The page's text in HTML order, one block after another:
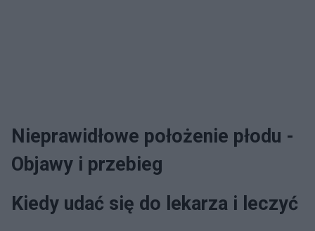
Nieprawidłowe położenie płodu -
Objawy i przebieg
Kiedy udać się do lekarza i leczyć